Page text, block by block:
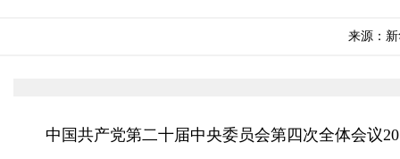
来源：
中国共产党第二十届中央委员会第四次全体会议